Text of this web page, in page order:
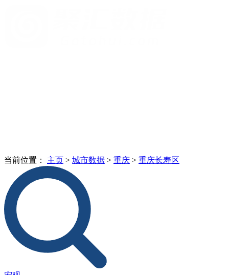
当前位置： 主页 > 城市数据 > 重庆 > 重庆长寿区